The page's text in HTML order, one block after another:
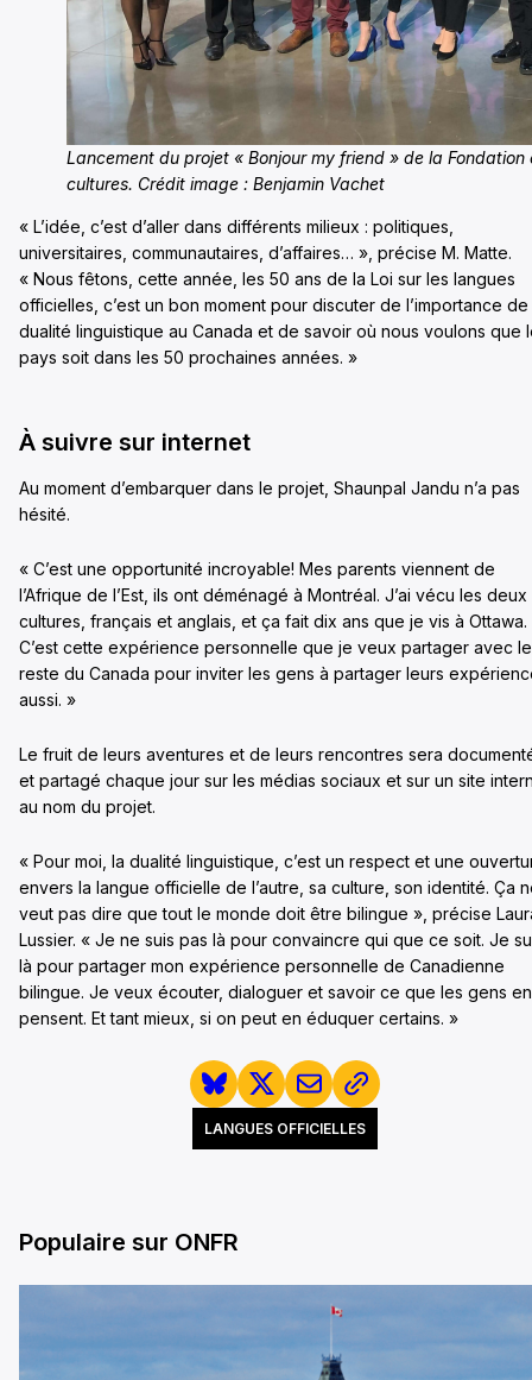
Lancement du projet « Bonjour my friend » de la
cultures. Crédit image : Benjamin Vachet
« L’idée, c’est d’aller dans différents milieux : politiques,
universitaires, communautaires, d’affaires… », précise M. Matte.
« Nous fêtons, cette année, les 50 ans de la Loi sur les langues
officielles, c’est un bon moment pour discuter de l’importance de
dualité linguistique au Canada et de savoir où nous voulons que
pays soit dans les 50 prochaines années. »
À suivre sur internet
Au moment d’embarquer dans le projet, Shaunpal Jandu n’a pas
hésité.
« C’est une opportunité incroyable! Mes parents viennent de
l’Afrique de l’Est, ils ont déménagé à Montréal. J’ai vécu les deux
cultures, français et anglais, et ça fait dix ans que je vis à Ottawa.
C’est cette expérience personnelle que je veux partager avec le
reste du Canada pour inviter les gens à partager leurs
aussi. »
Le fruit de leurs aventures et de leurs rencontres sera
et partagé chaque jour sur les médias sociaux et sur un site
au nom du projet.
« Pour moi, la dualité linguistique, c’est un respect et une
envers la langue officielle de l’autre, sa culture, son identité. Ça
veut pas dire que tout le monde doit être bilingue », précise
Lussier. « Je ne suis pas là pour convaincre qui que ce soit. Je
là pour partager mon expérience personnelle de Canadienne
bilingue. Je veux écouter, dialoguer et savoir ce que les gens en
pensent. Et tant mieux, si on peut en éduquer certains. »
LANGUES OFFICIELLES
Populaire sur ONFR